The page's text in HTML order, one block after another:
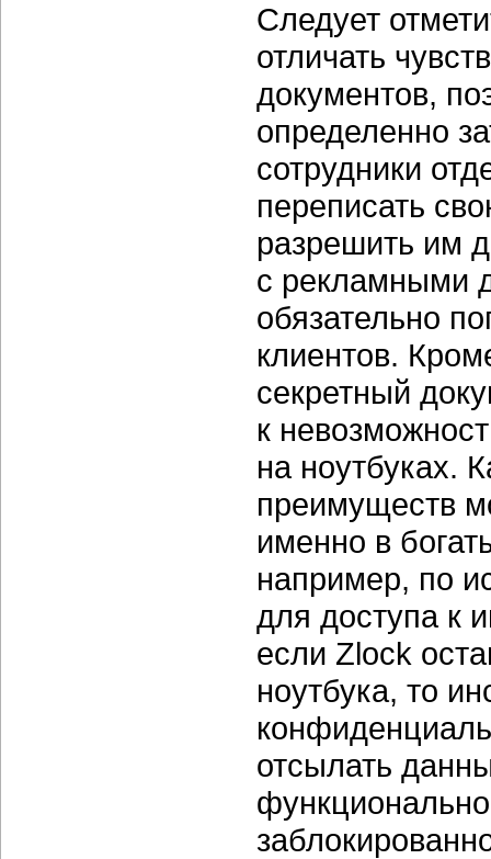
Следует
отличать
документов,
определенно
сотрудники
переписать
разрешить им
с рекламными
обязательно
клиентов.
секретный
к
на ноутбуках.
преимуществ
именно в
например, по
для доступа к
если Zlock
ноутбука, то
отсылать